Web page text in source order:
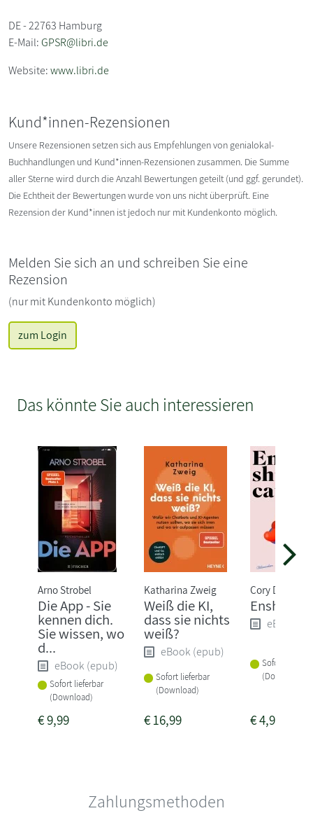
DE - 22763 Hamburg
E-Mail:GPSR@libri.de
Website:www.libri.de
Kund*innen-Rezensionen
Unsere Rezensionen setzen sich aus Empfehlungen von genialokal-
Buchhandlungen und Kund*innen-Rezensionen zusammen. Die Summe
aller Sterne wird durch die Anzahl Bewertungen geteilt (und ggf. gerundet).
Die Echtheit der Bewertungen wurde von uns nicht überprüft. Eine
Rezension der Kund*innen ist jedoch nur mit Kundenkonto möglich.
Melden Sie sich an und schreiben Sie eine
Rezension
(nur mit Kundenkonto möglich)
zum Login
Das könnte Sie auch interessieren
Arno Strobel
Die App - Sie
kennen dich.
Sie wissen, wo
d...
eBook (epub)
Sofort lieferbar
(Download)
€9,99
Katharina Zweig
Weiß die KI,
dass sie nichts
weiß?
eBook (epub)
Sofort lieferbar
(Download)
€16,99
Cory
eBook
Sofort
(Download)
€4,99
Zahlungsmethoden